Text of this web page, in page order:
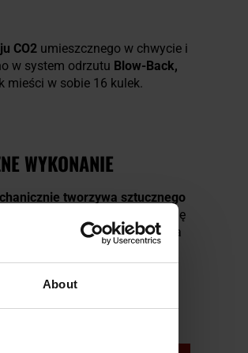
About
CO2 umieszcznego w chwycie i
w system odrzutu Blow-Back,
mieści w sobie 16 kulek.
WYKONANIE
tworzywa sztucznego
przed ślizganiem się
długą ostrogę, która
Rozwiązanie to jest
zapobiegając